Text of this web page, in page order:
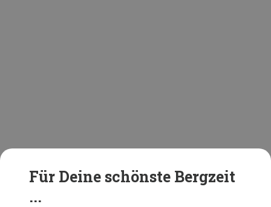
Für Deine schönste Bergzeit
...